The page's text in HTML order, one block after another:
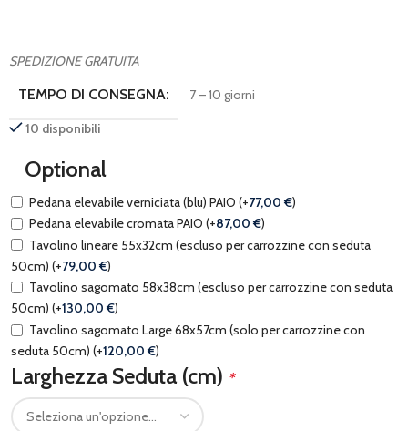
SPEDIZIONE GRATUITA
TEMPO DI CONSEGNA: 7 – 10 giorni
10 disponibili
Optional
Pedana elevabile verniciata (blu) PAIO (+77,00€)
Pedana elevabile cromata PAIO (+87,00€)
Tavolino lineare 55x32cm (escluso per carrozzine con seduta
50cm) (+79,00€)
Tavolino sagomato 58x38cm (escluso per carrozzine con seduta
50cm) (+130,00€)
Tavolino sagomato Large 68x57cm (solo per carrozzine con
seduta 50cm) (+120,00€)
Larghezza Seduta (cm) *